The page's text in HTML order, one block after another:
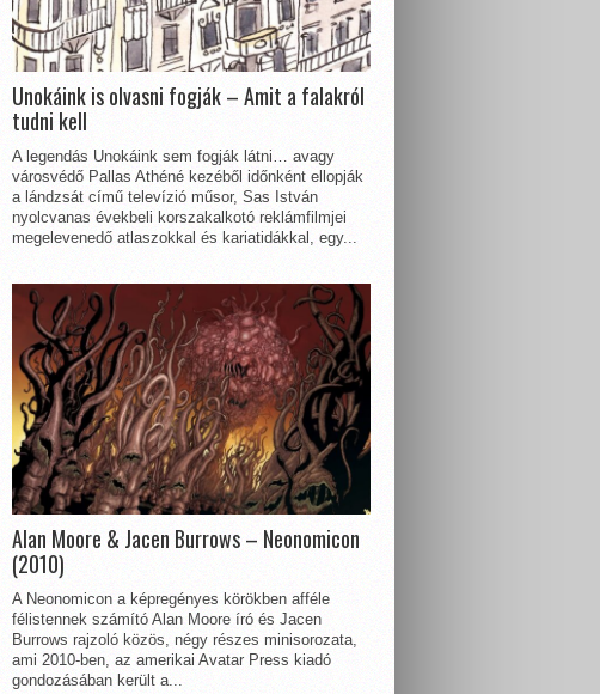
Unokáink is olvasni fogják – Amit a falakról
tudni kell
A legendás Unokáink sem fogják látni… avagy
városvédő Pallas Athéné kezéből időnként ellopják
a lándzsát című televízió műsor, Sas István
nyolcvanas évekbeli korszakalkotó reklámfilmjei
megelevenedő atlaszokkal és kariatidákkal, egy...
Alan Moore & Jacen Burrows – Neonomicon
(2010)
A Neonomicon a képregényes körökben afféle
félistennek számító Alan Moore író és Jacen
Burrows rajzoló közös, négy részes minisorozata,
ami 2010-ben, az amerikai Avatar Press kiadó
gondozásában került a...